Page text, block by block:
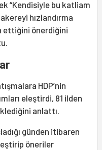
“Kendisiyle bu katliam
hızlandırma
önerdiğini
HDP’nin
eleştirdi, 81 ilden
anlattı.
günden itibaren
öneriler